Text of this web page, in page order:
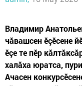
Владимир
чӑвашсен ӗçӗсене
ӗçе те пӗр
халӑха юратса,
Ачасен